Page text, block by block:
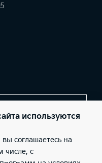
(Фактический
Телефон: +7 (3513) 28-79-
используются
соглашаетесь на
числе, с